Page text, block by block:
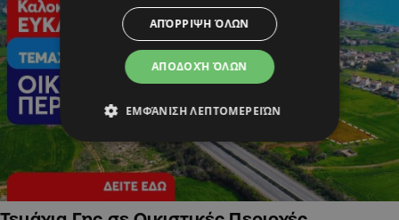
ΑΠΟΔΟΧΉ ΌΛΩΝ
ΑΠΌΡΡΙΨΗ ΌΛΩΝ
ΕΜΦΆΝΙΣΗ ΛΕΠΤΟΜΕΡΕΙΏΝ